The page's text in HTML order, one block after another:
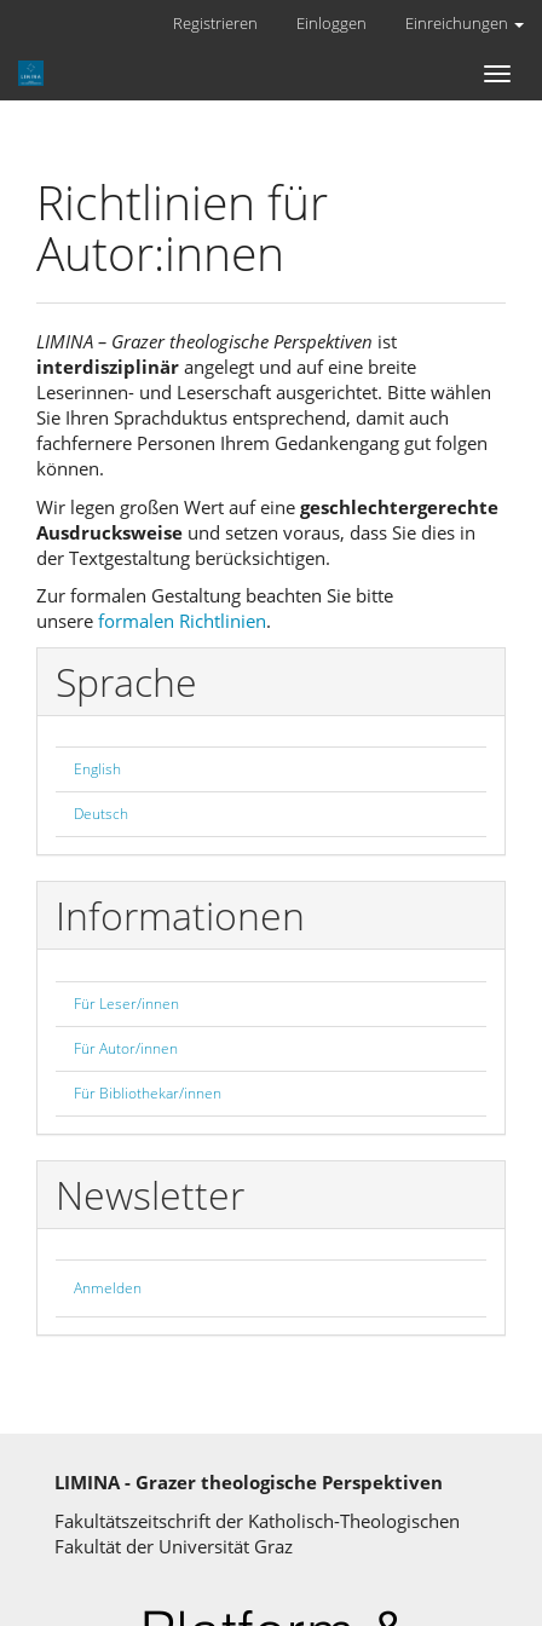
Registrieren Einloggen Einreichungen
Toggle
Richtlinien für
Autor:innen
LIMINA – Grazer theologische Perspektiven ist
interdisziplinär angelegt und auf eine breite
Leserinnen- und Leserschaft ausgerichtet. Bitte wählen
Sie Ihren Sprachduktus entsprechend, damit auch
fachfernere Personen Ihrem Gedankengang gut folgen
können.
Wir legen großen Wert auf eine geschlechtergerechte
Ausdrucksweise und setzen voraus, dass Sie dies in
der Textgestaltung berücksichtigen.
Zur formalen Gestaltung beachten Sie bitte
unsere formalen Richtlinien.
Sprache
English
Deutsch
Informationen
Für Leser/innen
Für Autor/innen
Für Bibliothekar/innen
Newsletter
Anmelden
LIMINA - Grazer theologische Perspektiven
Fakultätszeitschrift der Katholisch-Theologischen
Fakultät der Universität Graz